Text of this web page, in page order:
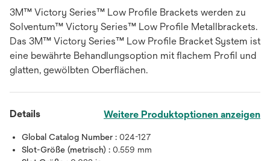
3M™ Victory Series™ Low Profile Brackets werden zu
Solventum™ Victory Series™ Low Profile Metallbrackets.
Das 3M™ Victory Series™ Low Profile Bracket System ist
eine bewährte Behandlungsoption mit flachem Profil und
glatten, gewölbten Oberflächen.
Details Weitere Produktoptionen anzeigen
Global Catalog Number : 024-127
Slot-Größe (metrisch) : 0.559 mm